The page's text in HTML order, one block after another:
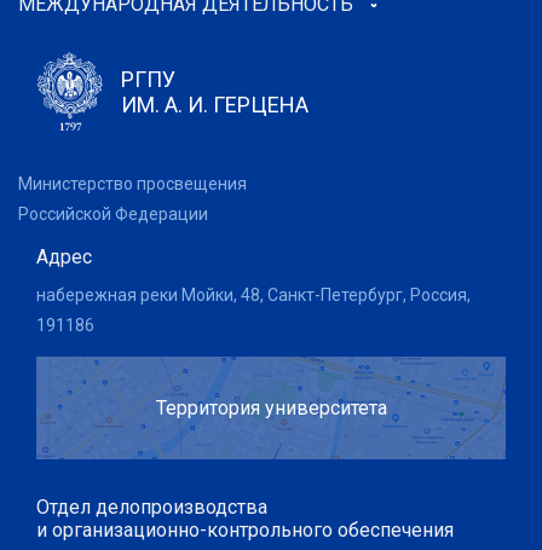
РГПУ
ИМ. А. И. ГЕРЦЕНА
Министерство просвещения
Российской Федерации
Адрес
набережная реки Мойки, 48, Санкт-Петербург, Россия,
191186
Территория университета
Отдел делопроизводства
и организационно-контрольного обеспечения